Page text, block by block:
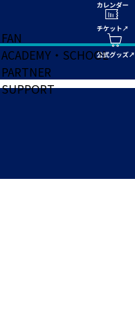
FAN
ACADEMY・SCHOOL
PARTNER
SUPPORT